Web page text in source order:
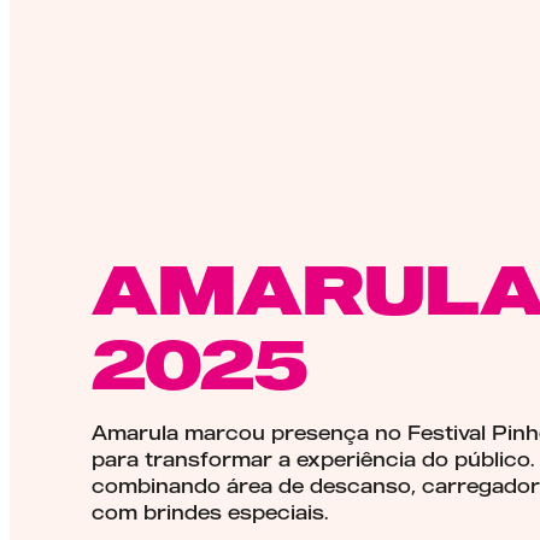
2025
Amarula marcou presença no Festival
para transformar a experiência do
combinando área de descanso,
com brindes especiais.